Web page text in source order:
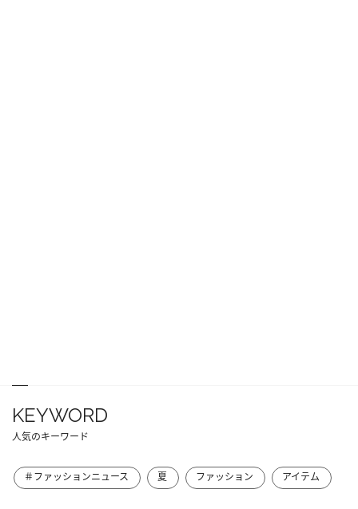
KEYWORD
人気のキーワード
＃ファッションニュース 夏 ファッション アイテム